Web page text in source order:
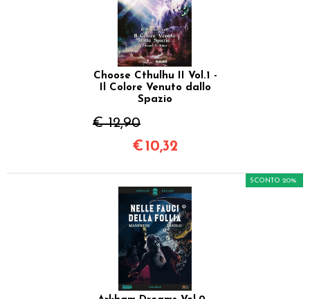
Choose Cthulhu II Vol.1 -
Il Colore Venuto dallo
Spazio
€ 12,90
€ 10,32
SCONTO 20%